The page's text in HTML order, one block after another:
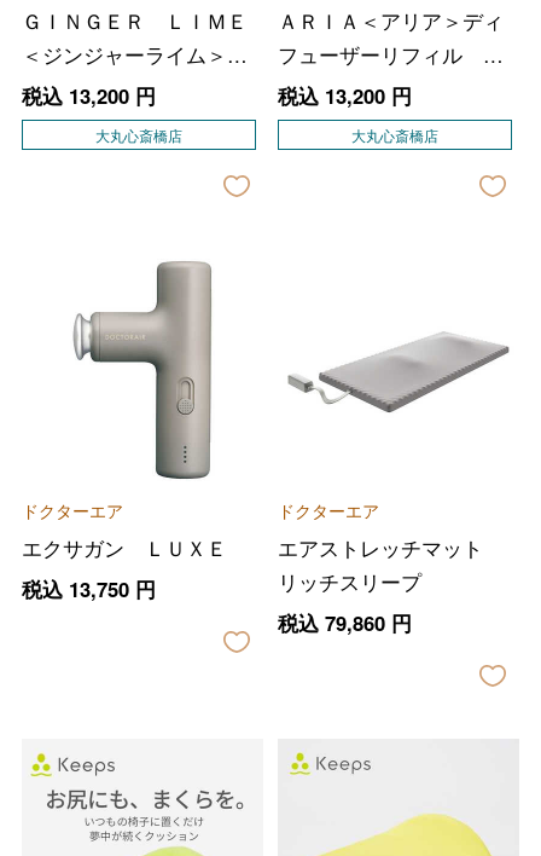
ＧＩＮＧＥＲ ＬＩＭＥ
＜ジンジャーライム＞デ
ィフューザーリフィル
５００ｍｌ
税込 13,200円
大丸心斎橋店
ＡＲＩＡ＜アリア＞ディ
フューザーリフィル ５
００ｍｌ
税込 13,200円
大丸心斎橋店
ドクターエア
エクサガン ＬＵＸＥ
税込 13,750円
ドクターエア
エアストレッチマット
リッチスリープ
税込 79,860円